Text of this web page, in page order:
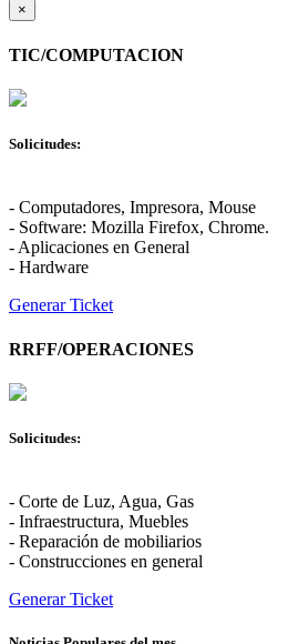
×
TIC/COMPUTACION
Solicitudes:
- Computadores, Impresora, Mouse
- Software: Mozilla Firefox, Chrome.
- Aplicaciones en General
- Hardware
Generar Ticket
RRFF/OPERACIONES
Solicitudes:
- Corte de Luz, Agua, Gas
- Infraestructura, Muebles
- Reparación de mobiliarios
- Construcciones en general
Generar Ticket